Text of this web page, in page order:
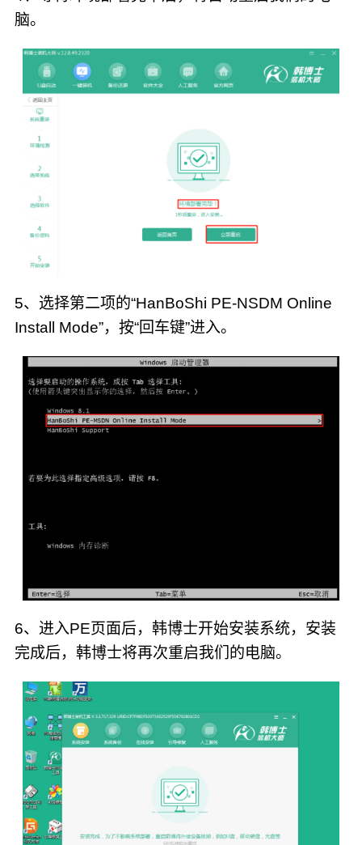
脑。
5、选择第二项的“HanBoShi PE-NSDM Online
Install Mode”，按“回车键”进入。
6、进入PE页面后，韩博士开始安装系统，安装
完成后，韩博士将再次重启我们的电脑。